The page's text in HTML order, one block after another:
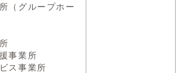
（グループホー
事業所
ス事業所